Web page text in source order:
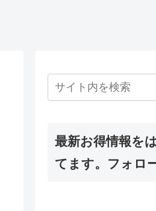
最新お得情報を
てます。フォロ